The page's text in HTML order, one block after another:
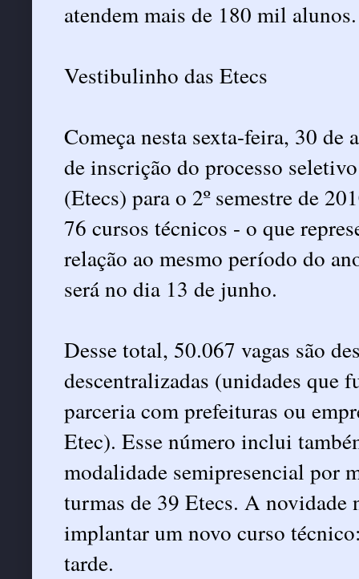
atendem mais de 180 mil alunos.
Vestibulinho das Etecs
Começa nesta sexta-feira, 30
de inscrição do processo
(Etecs) para o 2º semestre de
76 cursos técnicos - o que
relação ao mesmo período do
será no dia 13 de junho.
Desse total, 50.067 vagas são
descentralizadas (unidades que
parceria com prefeituras ou
Etec). Esse número inclui
modalidade semipresencial por
turmas de 39 Etecs. A novidade
implantar um novo curso
tarde.